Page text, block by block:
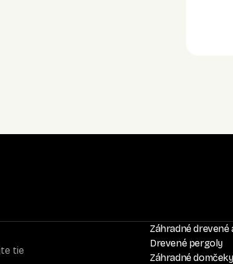
tie
Záhradné drevené
Drevené pergoly
Záhradné domčeky